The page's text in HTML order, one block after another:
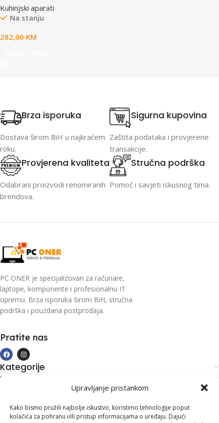
Upravljanje pristankom
Kako bismo pružili najbolje iskustvo, koristimo tehnologije poput
kolačića za pohranu i/ili pristup informacijama o uređaju. Dajući
Blok motora pri 1900W,
Kuhinjski aparati
Na stanju
282,00 KM
Brza isporuka
Dostava širom BiH u najkraćem
roku.
Sigurna kupovina
Zaštita podataka i provjerene
transakcije.
Provjerena kvaliteta
Odabrani proizvodi renomiranih
brendova.
Stručna podrška
Pomoć i savjeti iskusnog tima.
PC ONER je specijalizovan za računare,
laptope, komponente i profesionalnu IT
opremu. Brza isporuka širom BiH, stručna
podrška i pouzdana postprodaja.
Pratite nas
Kategorije
Kupovina i podrška
Kontakt informacije